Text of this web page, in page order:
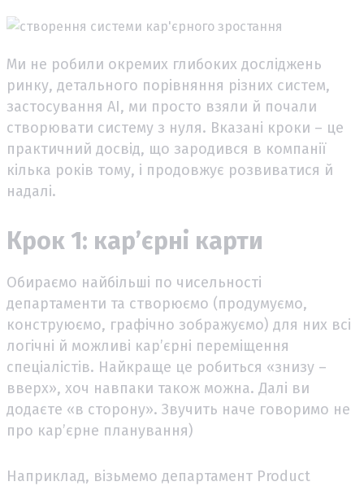
Ми не робили окремих глибоких досліджень
ринку, детального порівняння різних систем,
застосування AI, ми просто взяли й почали
створювати систему з нуля. Вказані кроки – це
практичний досвід, що зародився в компанії
кілька років тому, і продовжує розвиватися й
надалі.
Крок 1: кар’єрні карти
Обираємо найбільші по чисельності
департаменти та створюємо (продумуємо,
конструюємо, графічно зображуємо) для них всі
логічні й можливі кар’єрні переміщення
спеціалістів. Найкраще це робиться «знизу –
вверх», хоч навпаки також можна. Далі ви
додаєте «в сторону». Звучить наче говоримо не
про кар’єрне планування)
Наприклад, візьмемо департамент Product